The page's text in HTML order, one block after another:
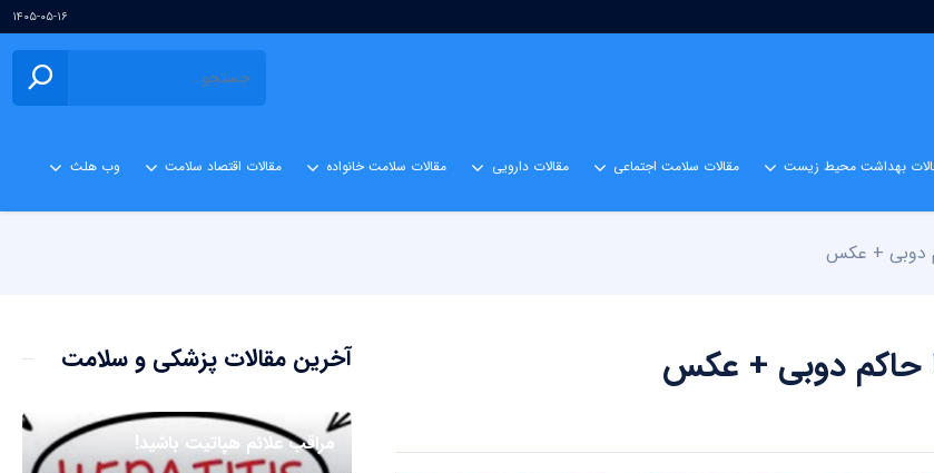
۱۴۰۵-۰۵-۱۶
بهداشت محیط زیست مقالات سلامت اجتماعی مقالات دارویی مقالات سلامت خانواده مقالات اقتصاد سلامت وب هلث
دوبی + عکس
حاکم دوبی + عکس آخرین مقالات پزشکی و سلامت
مراقب علائم هپاتیت باشید!